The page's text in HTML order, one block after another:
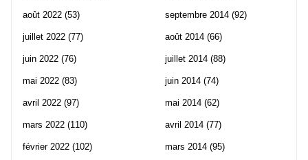
août 2022 (53)
juillet 2022 (77)
juin 2022 (76)
mai 2022 (83)
avril 2022 (97)
mars 2022 (110)
février 2022 (102)
septembre 2014 (92)
août 2014 (66)
juillet 2014 (88)
juin 2014 (74)
mai 2014 (62)
avril 2014 (77)
mars 2014 (95)